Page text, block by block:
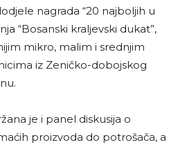
nagrada “20 najboljih u
“Bosanski kraljevski dukat”,
mikro, malim i srednjim
iz Zeničko-dobojskog
je i panel diskusija o
proizvoda do potrošača, a